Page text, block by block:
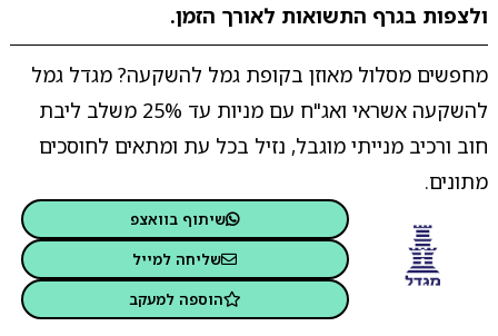
ולצפות בגרף התשואות לאורך הזמן.
מחפשים מסלול מאוזן בקופת גמל להשקעה? מגדל גמל
להשקעה אשראי ואג"ח עם מניות עד 25% משלב ליבת
חוב ורכיב מנייתי מוגבל, נזיל בכל עת ומתאים לחוסכים
מתונים.
שיתוף בוואצפ
שליחה למייל
הוספה למעקב